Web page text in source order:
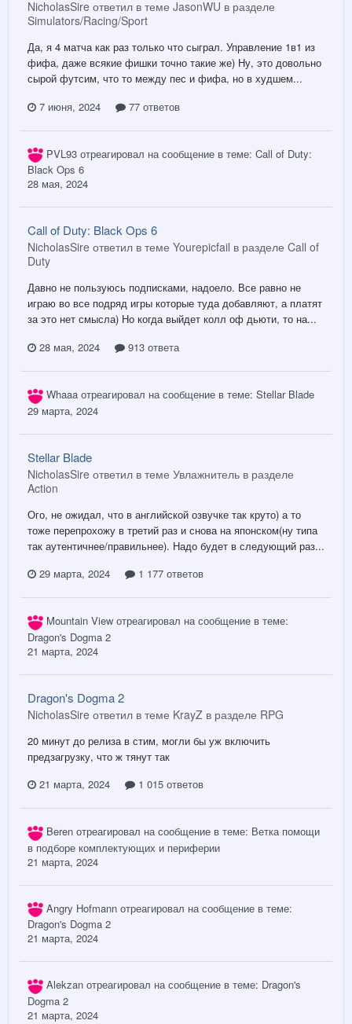
NicholasSire ответил в теме JasonWU в разделе
Simulators/Racing/Sport
Да, я 4 матча как раз только что сыграл. Управление 1в1 из
фифа, даже всякие фишки точно такие же) Ну, это довольно
сырой футсим, что то между пес и фифа, но в худшем...
7 июня, 2024
77 ответов
PVL93 отреагировал на сообщение в теме: Call of Duty:
Black Ops 6
28 мая, 2024
Call of Duty: Black Ops 6
NicholasSire ответил в теме Yourepicfail в разделе Call of
Duty
Давно не пользуюсь подписками, надоело. Все равно не
играю во все подряд игры которые туда добавляют, а платят
за это нет смысла) Но когда выйдет колл оф дьюти, то на...
28 мая, 2024
913 ответа
Whaaa отреагировал на сообщение в теме: Stellar Blade
29 марта, 2024
Stellar Blade
NicholasSire ответил в теме Увлажнитель в разделе
Action
Ого, не ожидал, что в английской озвучке так круто) а то
тоже перепрохожу в третий раз и снова на японском(ну типа
так аутентичнее/правильнее). Надо будет в следующий раз...
29 марта, 2024
1 177 ответов
Mountain View отреагировал на сообщение в теме:
Dragon's Dogma 2
21 марта, 2024
Dragon's Dogma 2
NicholasSire ответил в теме KrayZ в разделе RPG
20 минут до релиза в стим, могли бы уж включить
предзагрузку, что ж тянут так
21 марта, 2024
1 015 ответов
Beren отреагировал на сообщение в теме: Ветка помощи
в подборе комплектующих и периферии
21 марта, 2024
Angry Hofmann отреагировал на сообщение в теме:
Dragon's Dogma 2
21 марта, 2024
Alekzan отреагировал на сообщение в теме: Dragon's
Dogma 2
21 марта, 2024